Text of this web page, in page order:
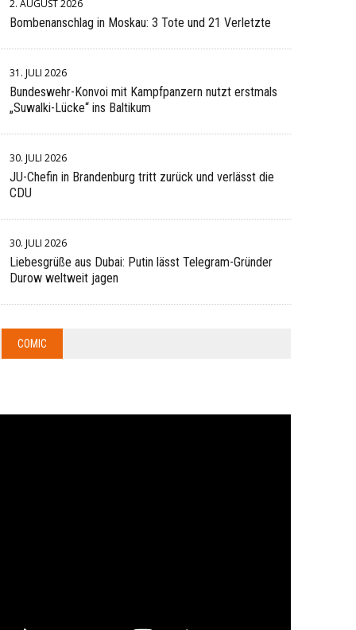
2. AUGUST 2026
Bombenanschlag in Moskau: 3 Tote und 21 Verletzte
31. JULI 2026
Bundeswehr-Konvoi mit Kampfpanzern nutzt erstmals
„Suwalki-Lücke“ ins Baltikum
30. JULI 2026
JU-Chefin in Brandenburg tritt zurück und verlässt die
CDU
30. JULI 2026
Liebesgrüße aus Dubai: Putin lässt Telegram-Gründer
Durow weltweit jagen
COMIC